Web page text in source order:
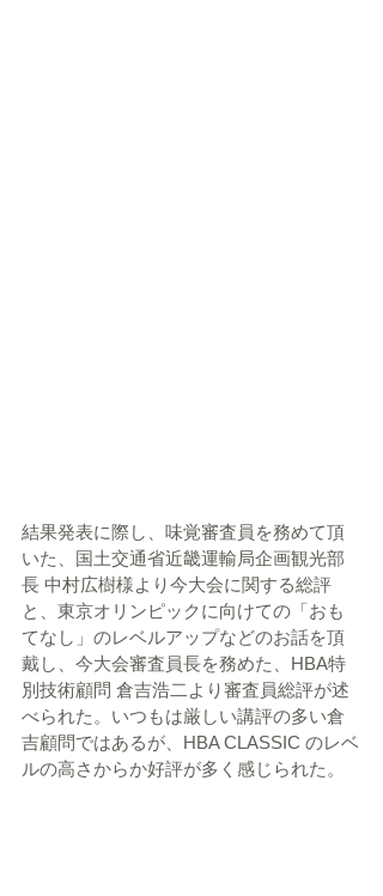
結果発表に際し、味覚審査員を務めて頂
いた、国土交通省近畿運輸局企画観光部
長 中村広樹様より今大会に関する総評
と、東京オリンピックに向けての「おも
てなし」のレベルアップなどのお話を頂
戴し、今大会審査員長を務めた、HBA特
別技術顧問 倉吉浩二より審査員総評が述
べられた。いつもは厳しい講評の多い倉
吉顧問ではあるが、HBA CLASSIC のレベ
ルの高さからか好評が多く感じられた。